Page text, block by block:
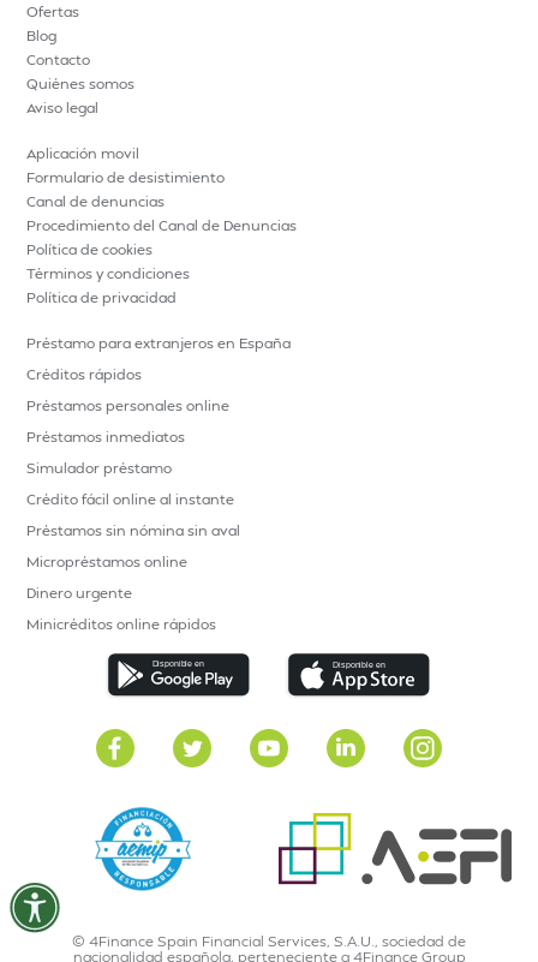
Ofertas
Blog
Contacto
Quiénes somos
Aviso legal
Aplicación movil
Formulario de desistimiento
Canal de denuncias
Procedimiento del Canal de Denuncias
Política de cookies
Términos y condiciones
Política de privacidad
Préstamo para extranjeros en España
Créditos rápidos
Préstamos personales online
Préstamos inmediatos
Simulador préstamo
Crédito fácil online al instante
Préstamos sin nómina sin aval
Micropréstamos online
Dinero urgente
Minicréditos online rápidos
© 4Finance Spain Financial Services, S.A.U., sociedad de
nacionalidad española, perteneciente a 4Finance Group